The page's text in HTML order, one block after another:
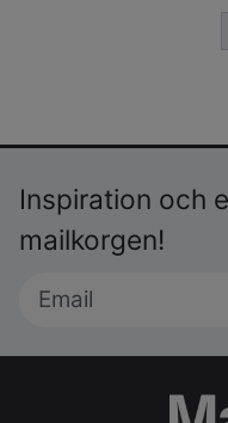
Inspiration och
mailkorgen!